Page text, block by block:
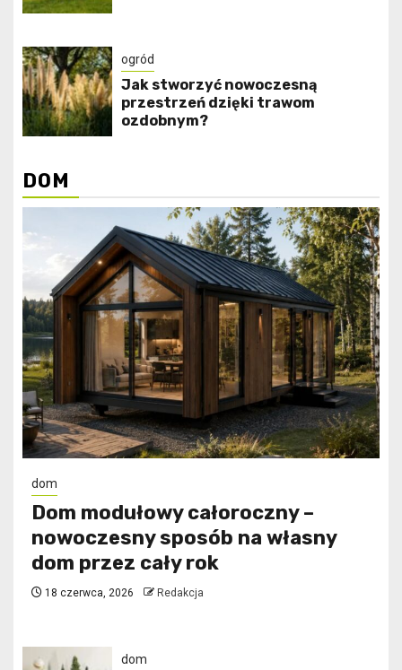
ogród
Jak stworzyć nowoczesną
przestrzeń dzięki trawom
ozdobnym?
DOM
dom
Dom modułowy całoroczny –
nowoczesny sposób na własny
dom przez cały rok
18 czerwca, 2026 Redakcja
dom